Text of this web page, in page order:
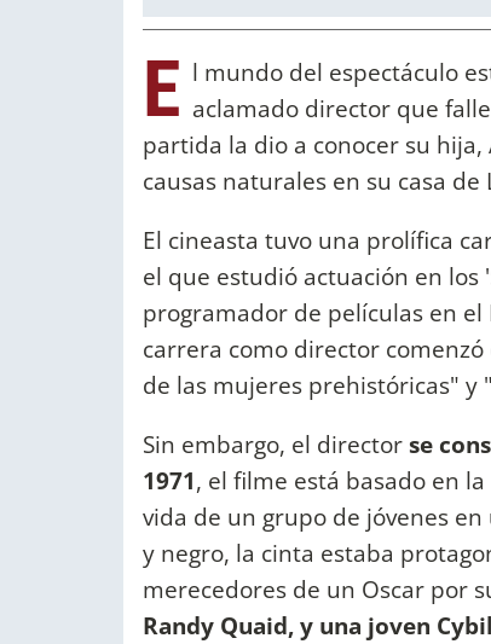
E l mundo del espectáculo
aclamado director que
partida la dio a conocer su
causas naturales en su casa de
El cineasta tuvo una prolífica
el que estudió actuación en los
programador de películas en
carrera como director
de las mujeres prehistóricas" y
Sin embargo, el directorse
1971, el filme está basado en
vida de un grupo de jóvenes
y negro, la cinta estaba
merecedores de un Oscar por
Randy Quaid, y una joven